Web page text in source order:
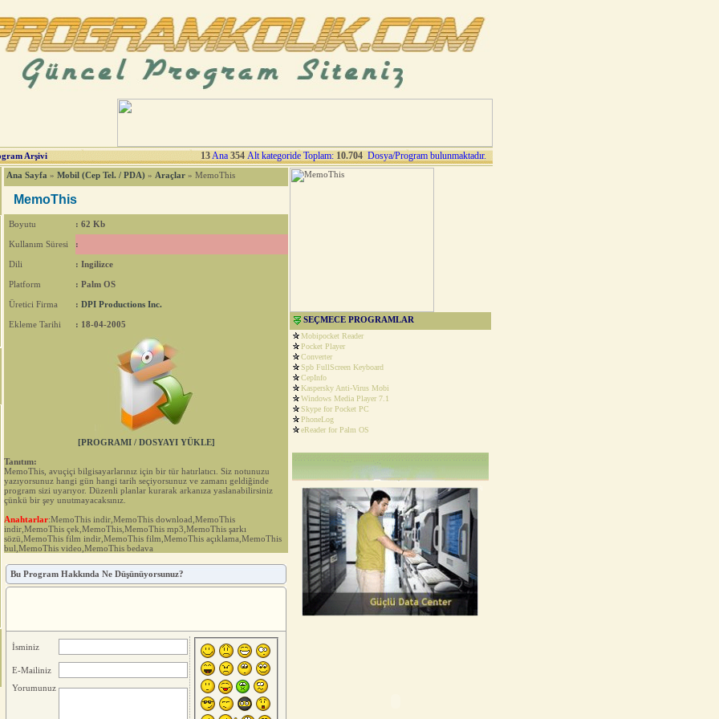
Arşivi 13Ana 354 Alt kategoride Toplam: 10.704 Dosya/Program bulunmaktadır.
Ana Sayfa » Mobil (Cep Tel. / PDA) » Araçlar » MemoThis
MemoThis
Boyutu : 62 Kb
Kullanım Süresi :
Dili : Ingilizce
Platform : Palm OS
Üretici Firma : DPI Productions Inc.
Ekleme Tarihi : 18-04-2005
[PROGRAMI / DOSYAYI YÜKLE]
Tanıtım:
MemoThis, avuçiçi bilgisayarlarınız için bir tür hatırlatıcı. Siz notunuzu
yazıyorsunuz hangi gün hangi tarih seçiyorsunuz ve zamanı geldiğinde
program sizi uyarıyor. Düzenli planlar kurarak arkanıza yaslanabilirsiniz
çünkü bir şey unutmayacaksınız.
Anahtarlar:MemoThis indir,MemoThis download,MemoThis
indir,MemoThis çek,MemoThis,MemoThis mp3,MemoThis şarkı
sözü,MemoThis film indir,MemoThis film,MemoThis açıklama,MemoThis
bul,MemoThis video,MemoThis bedava
Bu Program Hakkında Ne Düşünüyorsunuz?
İsminiz
E-Mailiniz
Yorumunuz
SEÇMECE PROGRAMLAR
Mobipocket Reader
Pocket Player
Converter
Spb FullScreen Keyboard
CepInfo
Kaspersky Anti-Virus Mobi
Windows Media Player 7.1
Skype for Pocket PC
PhoneLog
eReader for Palm OS